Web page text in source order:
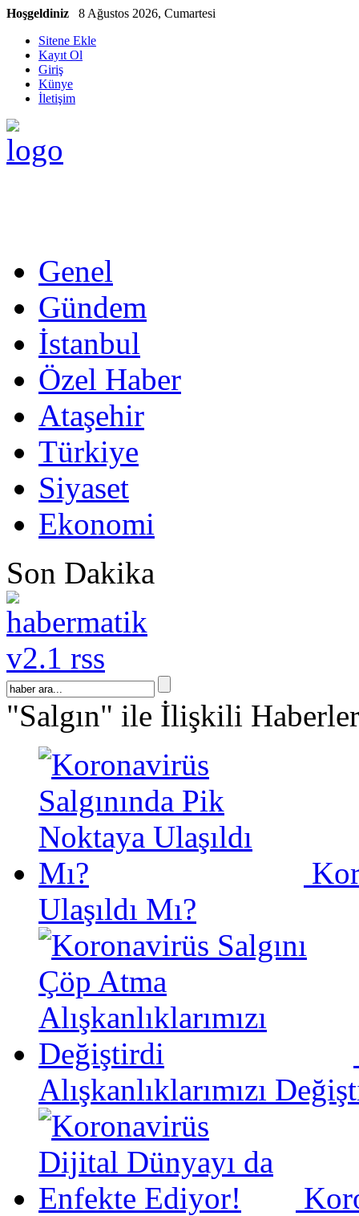
Hoşgeldiniz
8 Ağustos 2026, Cumartesi
Sitene Ekle
Kayıt Ol
Giriş
Künye
İletişim
Genel
Gündem
İstanbul
Özel Haber
Ataşehir
Türkiye
Siyaset
Ekonomi
Son Dakika
"Salgın" ile İlişkili Haberler
Ulaşıldı Mı?
Alışkanlıklarımızı